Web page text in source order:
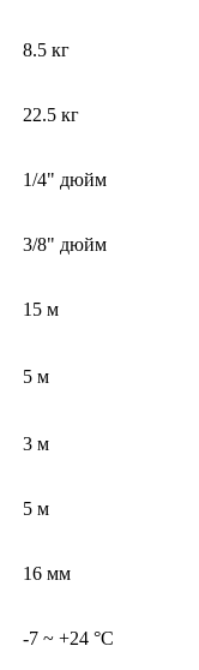
8.5 кг
22.5 кг
1/4" дюйм
3/8" дюйм
15 м
5 м
3 м
5 м
16 мм
-7 ~ +24 °C